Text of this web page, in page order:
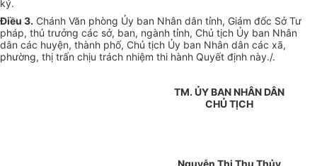
ký.
Điều 3. Chánh Văn phòng Ủy ban Nhân dân tỉnh, Giám đốc Sở Tư
pháp, thủ trưởng các sở, ban, ngành tỉnh, Chủ tịch Ủy ban Nhân
dân các huyện, thành phố, Chủ tịch Ủy ban Nhân dân các xã,
phường, thị trấn chịu trách nhiệm thi hành Quyết định này./.
TM. ỦY BAN NHÂN DÂN
CHỦ TỊCH
Nguyễn Thị Thu Thủy